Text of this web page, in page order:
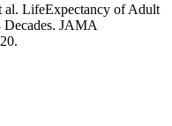
LifeExpectancy of Adult
JAMA